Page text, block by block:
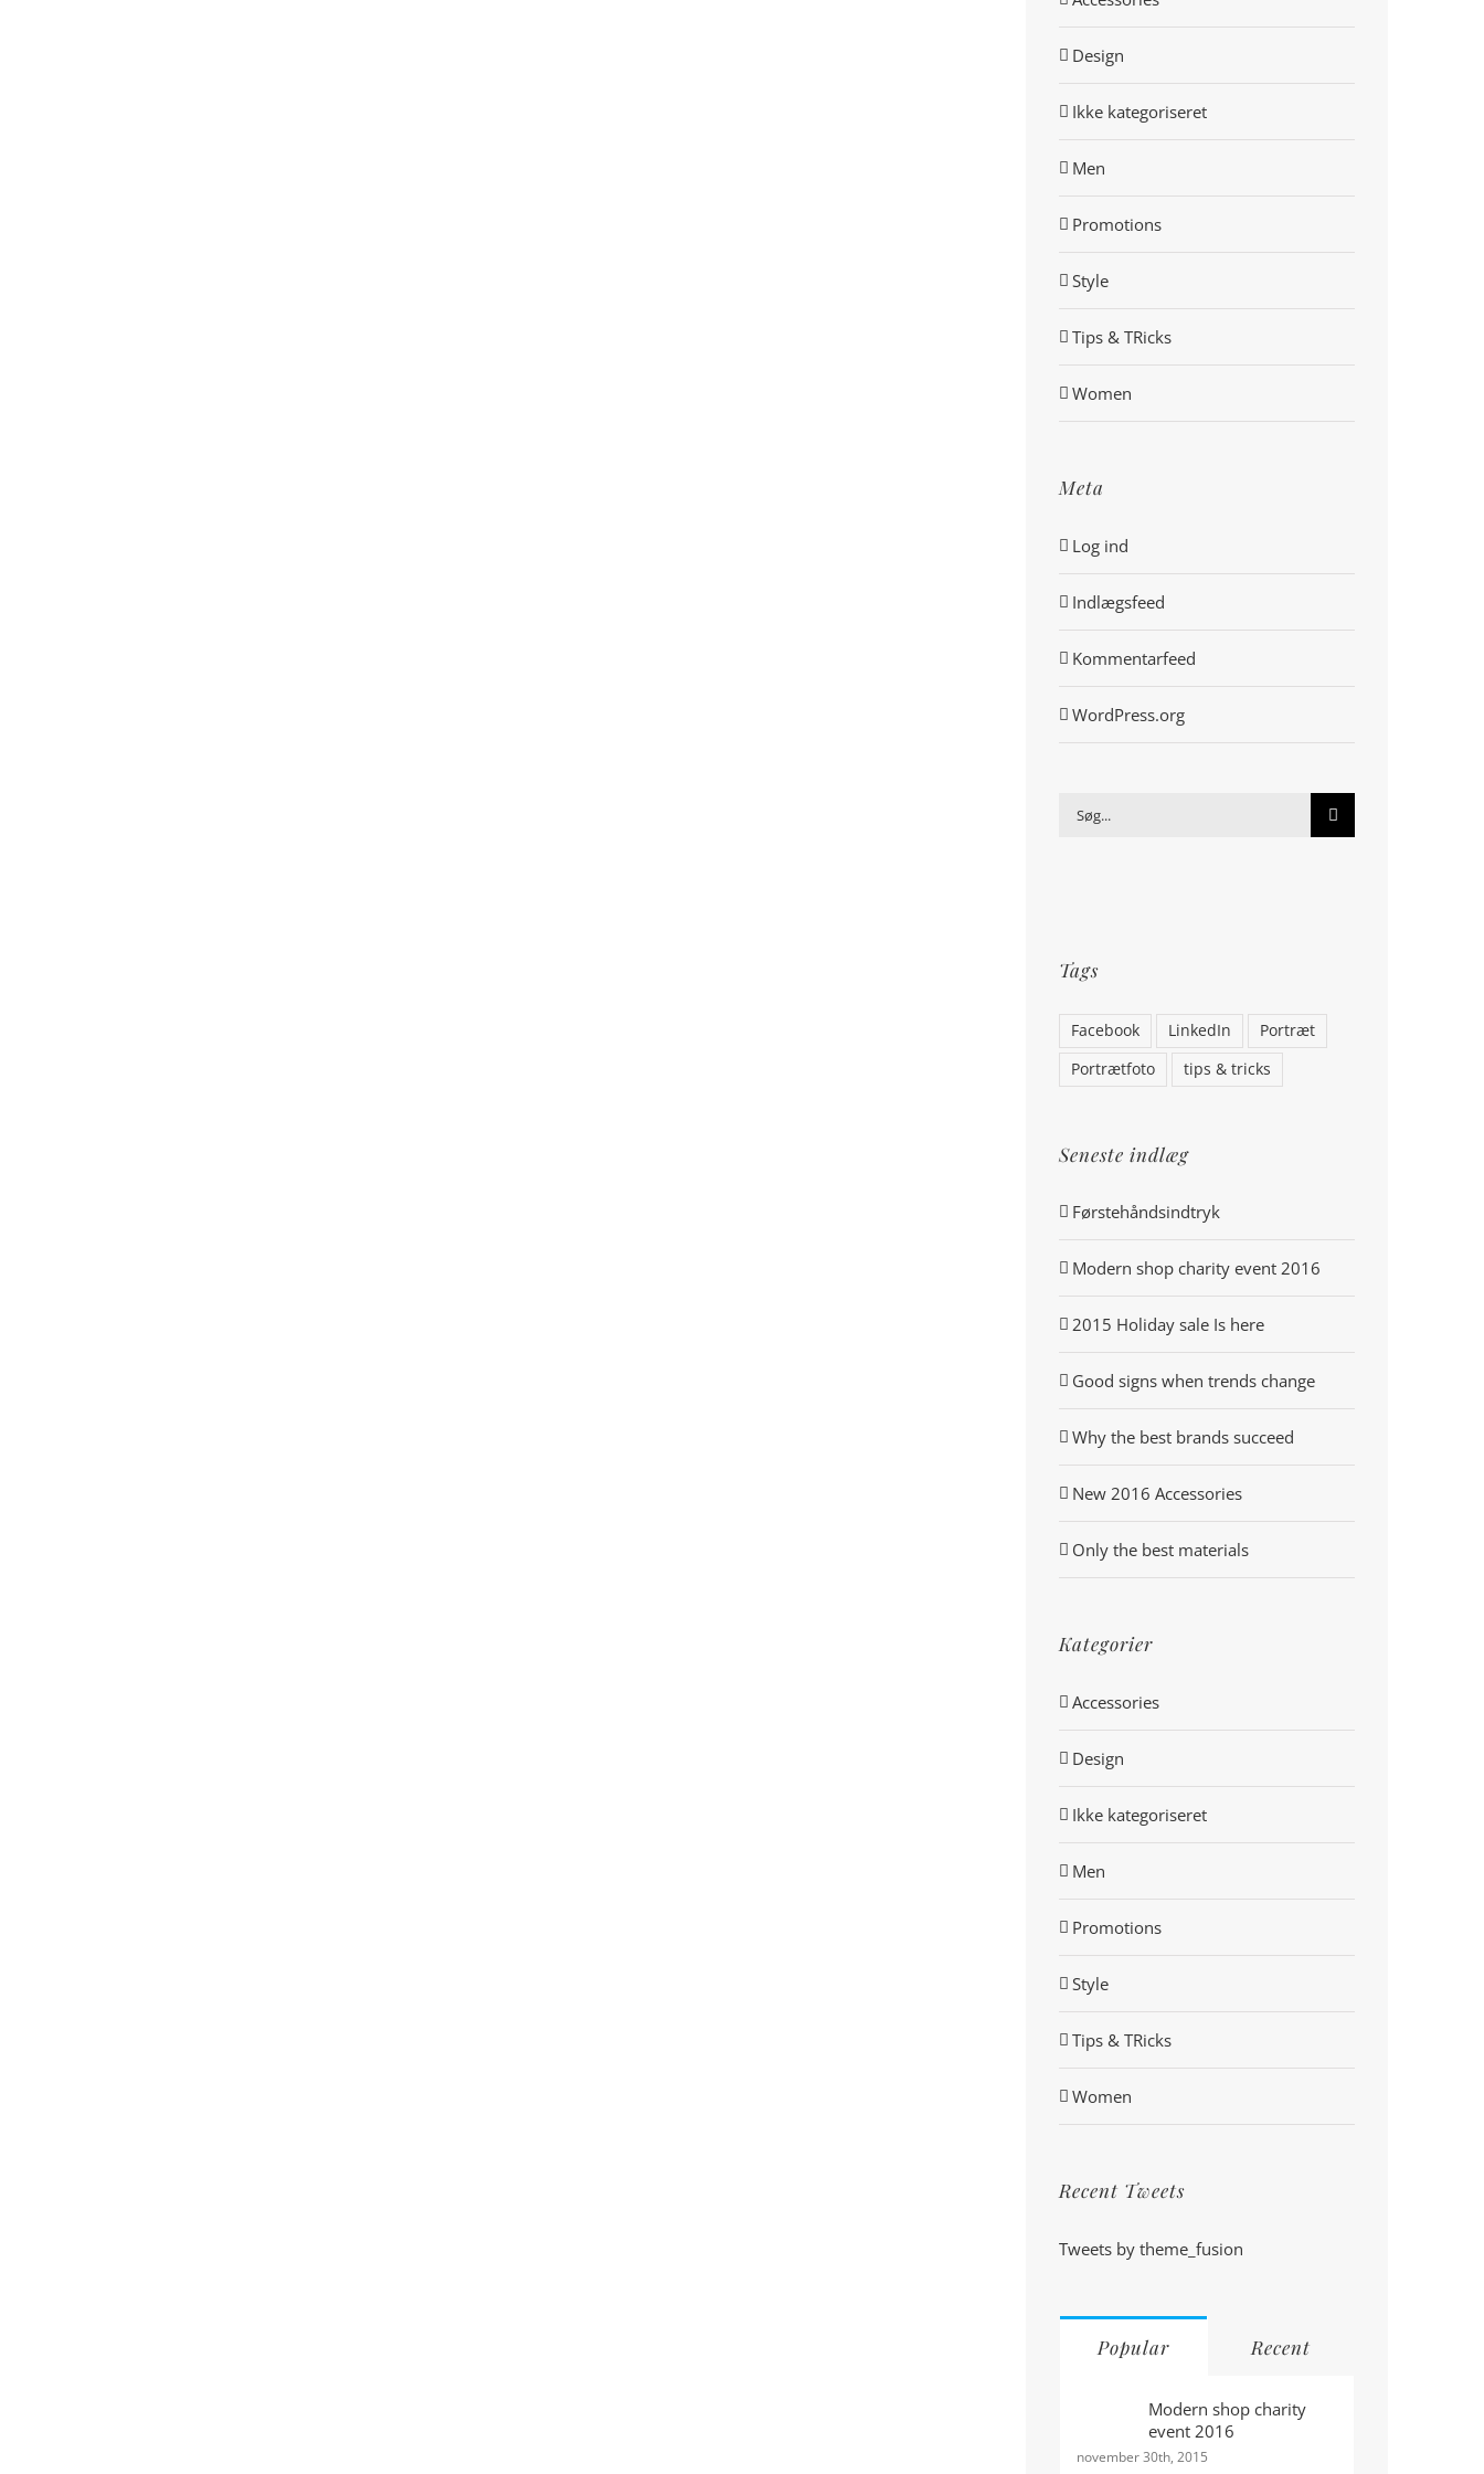
Design
Ikke kategoriseret
Men
Promotions
Style
Tips & TRicks
Women
Meta
Log ind
Indlægsfeed
Kommentarfeed
WordPress.org
Søg
Tags
Facebook LinkedIn
Portræt
Portrætfoto
tips & tricks
Seneste indlæg
Førstehåndsindtryk
Modern shop charity event 2016
2015 Holiday sale Is here
Good signs when trends change
Why the best brands succeed
New 2016 Accessories
Only the best materials
Kategorier
Accessories
Design
Ikke kategoriseret
Men
Promotions
Style
Tips & TRicks
Women
Recent Tweets
Tweets by theme_fusion
Popular Recent
Modern shop charity
event 2016
november 30th, 2015